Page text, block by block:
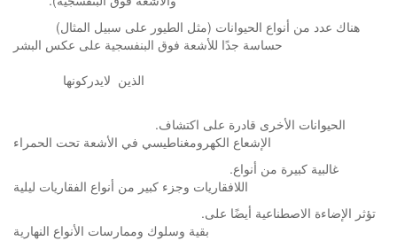
.الحيوانات الأخرى قادرة على اكتشاف
الإشعاع الكهرومغناطيسي في الأشعة تحت الحمراء
.غالبية كبيرة من أنواع
اللافقاريات وجزء كبير من أنواع الفقاريات ليلية
.تؤثر الإضاءة الاصطناعية أيضًا على
بقية وسلوك وممارسات الأنواع النهارية